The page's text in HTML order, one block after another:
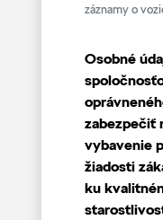
záznamy o
Osobné
zabezpečiť
vybavenie
žiadosti
ku